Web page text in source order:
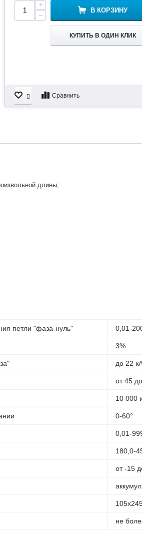
+
−
В КОРЗИНУ
КУПИТЬ В ОДИН КЛИК
Сравнить
длины;
петли "фаза-нуль" 0,01-
3%
до 22
от 45
10 000
0-60°
0,01-
180,0-
от -15
не